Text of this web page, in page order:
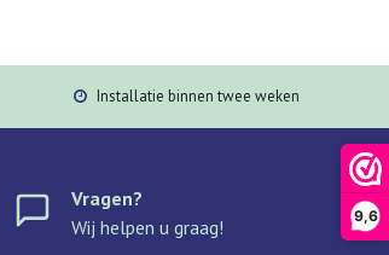
9,6
Installatie binnen twee weken
Vragen?
Wij helpen u graag!